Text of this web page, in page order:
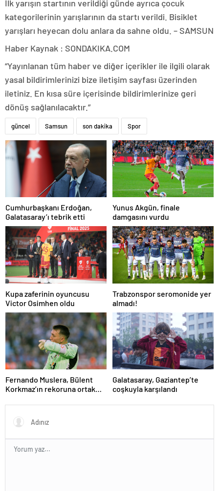
İlk yarışın startının verildiği günde ayrıca çocuk
kategorilerinin yarışlarının da startı verildi. Bisiklet
yarışları heyecan dolu anlara da sahne oldu. – SAMSUN
Haber Kaynak : SONDAKIKA.COM
“Yayınlanan tüm haber ve diğer içerikler ile ilgili olarak
yasal bildirimlerinizi bize iletişim sayfası üzerinden
iletiniz. En kısa süre içerisinde bildirimlerinize geri
dönüş sağlanılacaktır.”
güncel Samsun son dakika Spor
Cumhurbaşkanı Erdoğan,
Galatasaray’ı tebrik etti
Yunus Akgün, finale
damgasını vurdu
Kupa zaferinin oyuncusu
Victor Osimhen oldu
Trabzonspor seromonide yer
almadı!
Fernando Muslera, Bülent
Korkmaz’ın rekoruna ortak
Galatasaray, Gaziantep’te
coşkuyla karşılandı